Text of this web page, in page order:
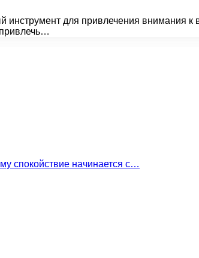
инструмент для привлечения
спокойствие начинается с…